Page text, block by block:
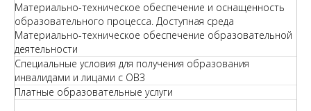
Материально-техническое обеспечение и оснащенность
образовательного процесса. Доступная среда
Материально-техническое обеспечение образовательной
деятельности
Специальные условия для получения образования
инвалидами и лицами с ОВЗ
Платные образовательные услуги